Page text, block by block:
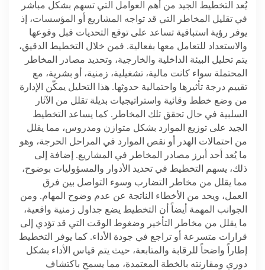
يُعد التخطيط الجيد من أهم العوامل التي تسهم بشكل مباشر
في تقليل المخاطر التي قد تواجه المشاريع أو المؤسسات، إذ
يوفر رؤية استباقية تساعد على توقع التحديات قبل وقوعها
والاستعداد للتعامل معها بفعالية. فمن خلال التخطيط الدقيق،
يتم تحليل البيئة الداخلية والخارجية، وتحديد مصادر المخاطر
المحتملة سواء كانت مالية، تشغيلية، زمنية، أو بشرية، مع
تقييم درجة تأثيرها واحتمالية حدوثها. هذا التحليل يمكّن الإدارة
من وضع خطط وقائية واستراتيجيات بديلة تقلل من الآثار
السلبية في حال تحقق تلك المخاطر. كما يساعد التخطيط
الجيد على توزيع الموارد بشكل متوازن ومدروس، مما يقلل
من احتمالات الهدر أو نقص الموارد في المراحل الحرجة، وهو
ما يُعد أحد أبرز مصادر المخاطر في المشاريع. إضافة إلى
ذلك، يسهم التخطيط في تحديد الأدوار والمسؤوليات بوضوح،
مما يقلل من مخاطر التضارب وسوء التواصل بين فرق
العمل، ويحد من الأخطاء الناتجة عن عدم وضوح المهام. ومن
الجوانب المهمة أيضاً أن التخطيط يضع جداول زمنية واقعية،
ما يقلل من مخاطر التأخير وضغوط الوقت التي قد تؤدي إلى
قرارات متسرعة أو تراجع في جودة الأداء. كما يوفر التخطيط
إطاراً واضحاً للرقابة والمتابعة، حيث يتم قياس الأداء بشكل
دوري ومقارنته بالخطة المعتمدة، مما يسمح باكتشاف